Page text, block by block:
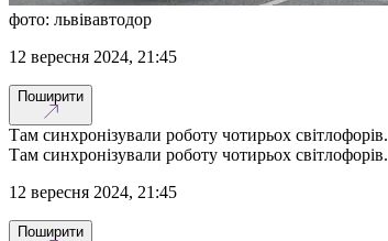
фото: львівавтодор
12 вересня 2024, 21:45
Поширити
Там синхронізували роботу чотирьох світлофорів.
Там синхронізували роботу чотирьох світлофорів.
12 вересня 2024, 21:45
Поширити